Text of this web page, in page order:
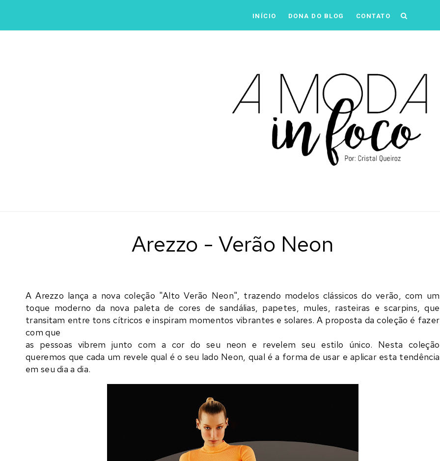
INÍCIO DONA DO BLOG CONTATO
Arezzo - Verão Neon
A Arezzo lança a nova coleção "Alto Verão Neon", trazendo modelos clássicos do verão, com um
toque moderno da nova paleta de cores de sandálias, papetes, mules, rasteiras e scarpins, que
transitam entre tons cítricos e inspiram momentos vibrantes e solares. A proposta da coleção é fazer
com que
as pessoas vibrem junto com a cor do seu neon e revelem seu estilo único. Nesta coleção
queremos que cada um revele qual é o seu lado Neon, qual é a forma de usar e aplicar esta tendência
em seu diaa dia.